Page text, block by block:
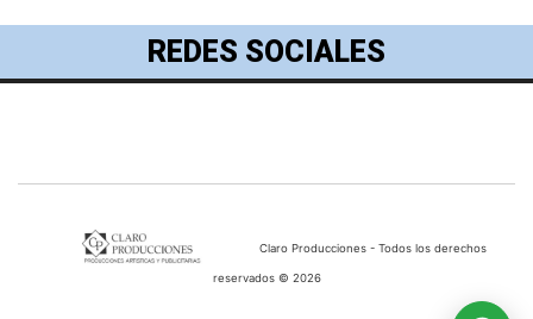
REDES SOCIALES
Claro Producciones - Todos los derechos
reservados © 2026